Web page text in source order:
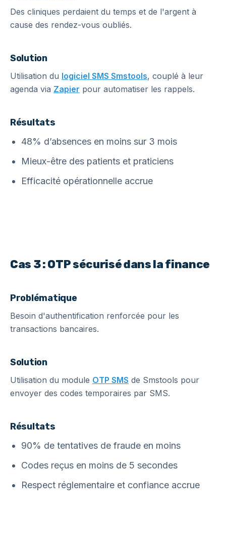
Des cliniques perdaient du temps et de l'argent à
cause des rendez-vous oubliés.
Solution
Utilisation du logiciel SMS Smstools, couplé à leur
agenda via Zapier pour automatiser les rappels.
Résultats
48% d’absences en moins sur 3 mois
Mieux-être des patients et praticiens
Efficacité opérationnelle accrue
Cas 3 : OTP sécurisé dans la finance
Problématique
Besoin d'authentification renforcée pour les
transactions bancaires.
Solution
Utilisation du module OTP SMS de Smstools pour
envoyer des codes temporaires par SMS.
Résultats
90% de tentatives de fraude en moins
Codes reçus en moins de 5 secondes
Respect réglementaire et confiance accrue